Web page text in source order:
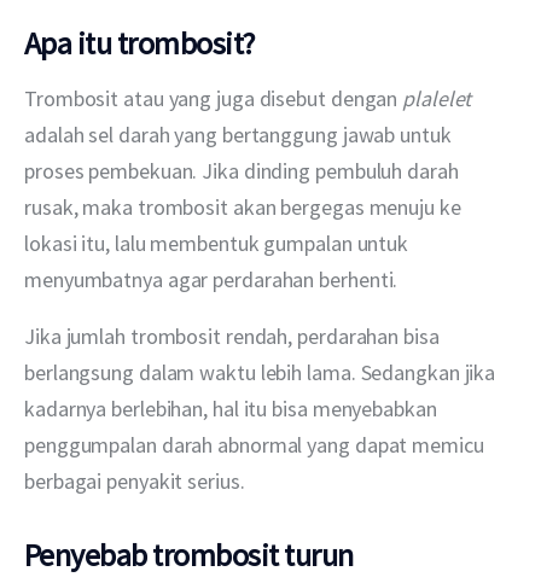
Apa itu trombosit?
Trombosit atau yang juga disebut dengan plalelet
adalah sel darah yang bertanggung jawab untuk
proses pembekuan. Jika dinding pembuluh darah
rusak, maka trombosit akan bergegas menuju ke
lokasi itu, lalu membentuk gumpalan untuk
menyumbatnya agar perdarahan berhenti.
Jika jumlah trombosit rendah, perdarahan bisa
berlangsung dalam waktu lebih lama. Sedangkan jika
kadarnya berlebihan, hal itu bisa menyebabkan
penggumpalan darah abnormal yang dapat memicu
berbagai penyakit serius.
Penyebab trombosit turun